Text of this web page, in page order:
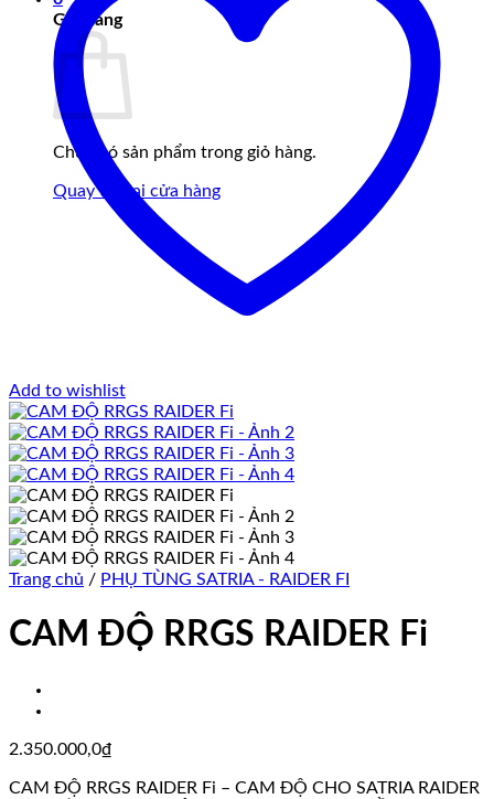
Giỏ hàng
Chưa có sản phẩm trong giỏ hàng.
Quay trở lại cửa hàng
Add to wishlist
Trang chủ / PHỤ TÙNG SATRIA - RAIDER FI
CAM ĐỘ RRGS RAIDER Fi
2.350.000,0₫
CAM ĐỘ RRGS RAIDER Fi – CAM ĐỘ CHO SATRIA RAIDER